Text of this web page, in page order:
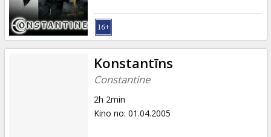
Uzkodas
Konstantīns
Constantine
2h 2min
Kino no: 01.04.2005